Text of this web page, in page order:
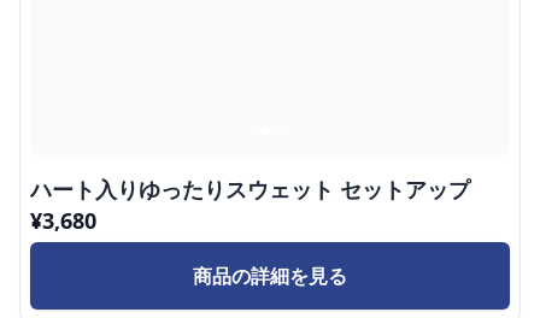
ハート入りゆったりスウェット セットアップ
¥3,680
商品の詳細を見る